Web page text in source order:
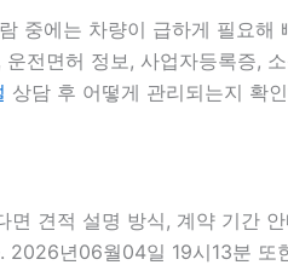
중에는 차량이 급하게 필요
전면허 정보, 사업자등록증,
상담 후 어떻게 관리되는지 확
견적 설명 방식, 계약 기간
년06월04일 19시13분